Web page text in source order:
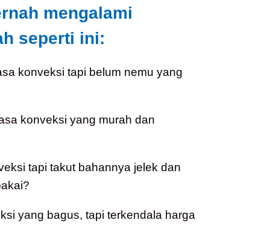
mengalami
seperti ini:
konveksi tapi belum nemu yang
konveksi yang murah dan
tapi takut bahannya jelek dan
yang bagus, tapi terkendala harga